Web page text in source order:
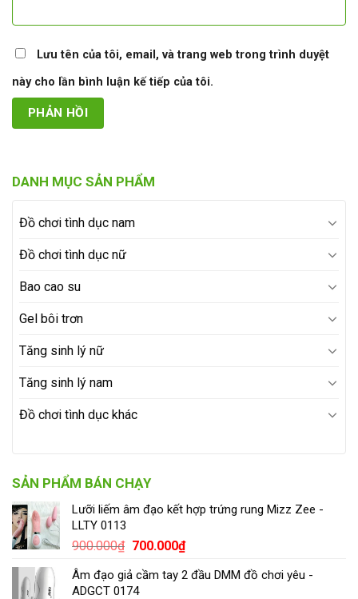
DANH MỤC SẢN PHẨM
Đồ chơi tình dục nam
Đồ chơi tình dục nữ
Bao cao su
Gel bôi trơn
Tăng sinh lý nữ
Tăng sinh lý nam
Đồ chơi tình dục khác
SẢN PHẨM BÁN CHẠY
Lưỡi liếm âm đạo kết hợp trứng rung Mizz Zee -
LLTY 0113
900.000₫ 700.000₫
Âm đạo giả cầm tay 2 đầu DMM đồ chơi yêu -
ADGCT 0174
Lưu tên của tôi, email, và trang web trong trình duyệt
này cho lần bình luận kế tiếp của tôi.